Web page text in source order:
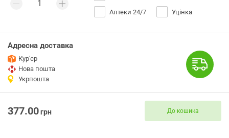
Аптеки 24/7 Уцінка
Адресна доставка
Кур'єр
Нова пошта
Укрпошта
377.00грн До кошика